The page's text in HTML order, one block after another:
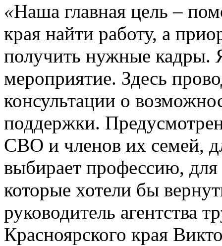
«Наша главная цель –
края найти работу, а
получить нужные кадры.
мероприятие. Здесь
консультации о
поддержки.
СВО и членов их семей,
выбирает профессию,
которые хотели бы
руководитель агентства
Красноярского края